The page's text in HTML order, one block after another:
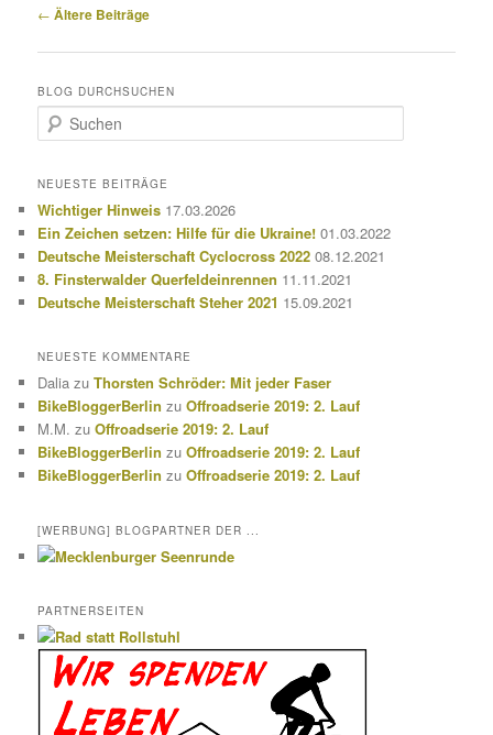
Beitragsnavigation
← Ältere Beiträge
BLOG DURCHSUCHEN
u
h
n
NEUESTE BEITRÄGE
Wichtiger Hinweis 17.03.2026
Ein Zeichen setzen: Hilfe für die Ukraine! 01.03.2022
Deutsche Meisterschaft Cyclocross 2022 08.12.2021
8. Finsterwalder Querfeldeinrennen 11.11.2021
Deutsche Meisterschaft Steher 2021 15.09.2021
NEUESTE KOMMENTARE
Dalia zuThorsten Schröder: Mit jeder Faser
BikeBloggerBerlin zuOffroadserie 2019: 2. Lauf
M.M. zuOffroadserie 2019: 2. Lauf
BikeBloggerBerlin zuOffroadserie 2019: 2. Lauf
BikeBloggerBerlin zuOffroadserie 2019: 2. Lauf
[WERBUNG] BLOGPARTNER DER ...
PARTNERSEITEN